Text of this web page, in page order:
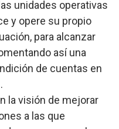
unidades operativas
y opere su propio
para alcanzar
así una
de cuentas en
la visión de mejorar
a las que